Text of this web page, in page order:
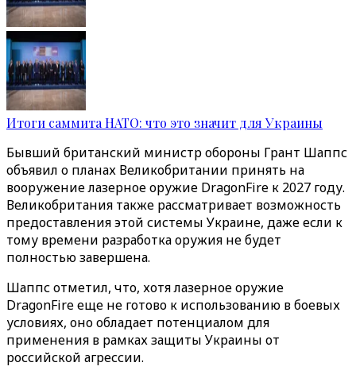
Итоги саммита НАТО: что это значит для Украины
Бывший британский министр обороны Грант Шаппс
объявил о планах Великобритании принять на
вооружение лазерное оружие DragonFire к 2027 году.
Великобритания также рассматривает возможность
предоставления этой системы Украине, даже если к
тому времени разработка оружия не будет
полностью завершена.
Шаппс отметил, что, хотя лазерное оружие
DragonFire еще не готово к использованию в боевых
условиях, оно обладает потенциалом для
применения в рамках защиты Украины от
российской агрессии.